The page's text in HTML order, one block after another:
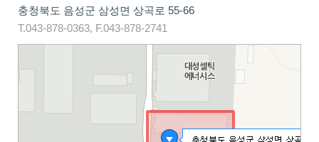
충청북도 음성군 삼성면 상곡로 55-66
T.043-878-0363, F.043-878-2741